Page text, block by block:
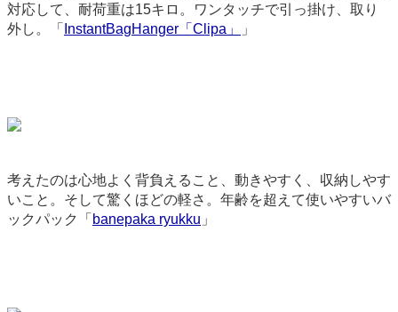
対応して、耐荷重は15キロ。ワンタッチで引っ掛け、取り
外し。「
InstantBagHanger「Clipa」 」
考えたのは心地よく背負えること、動きやすく、収納しやす
いこと。そして驚くほどの軽さ。年齢を超えて使いやすいバ
ックパック「 banepaka ryukku 」